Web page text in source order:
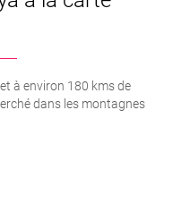
à environ 180 kms de
dans les montagnes